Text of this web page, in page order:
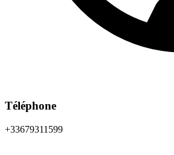
Téléphone
+33679311599